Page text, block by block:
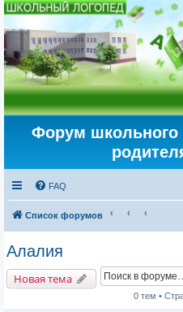
Форум школьного
FAQ
Список форумов
Алалия
Новая тема
0 тем •